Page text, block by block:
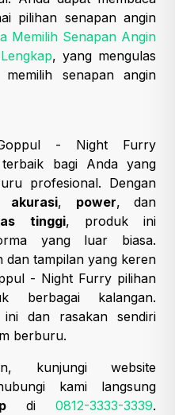
pilihan senapan angin
Memilih Senapan Angin
, yang mengulas
memilih senapan angin
- Night Furry
bagi Anda yang
profesional. Dengan
akurasi, power, dan
tinggi, produk ini
yang luar biasa.
dan tampilan yang keren
- Night Furry pilihan
berbagai kalangan.
ini dan rasakan sendiri
berburu.
kunjungi website
kami langsung
di 0812-3333-3339.